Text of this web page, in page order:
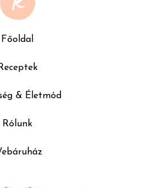
Főoldal
Receptek
& Életmód
Rólunk